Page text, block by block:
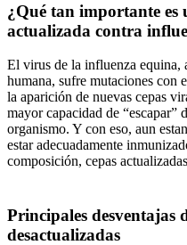
¿Qué tan importante es
actualizada contra
El virus de la influenza equina,
humana, sufre mutaciones con
la aparición de nuevas cepas
mayor capacidad de “escapar”
organismo. Y con eso, aun
estar adecuadamente
composición, cepas
Principales desventajas
desactualizadas